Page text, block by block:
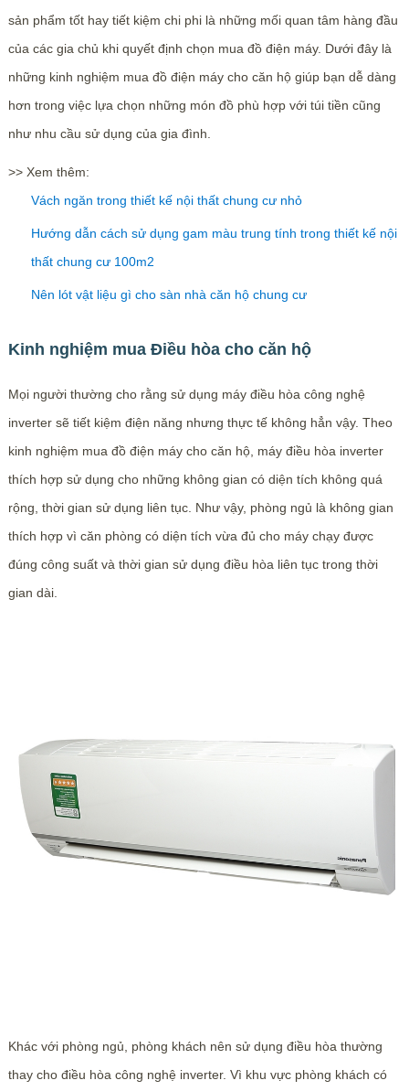
sản phẩm tốt hay tiết kiệm chi phi là những mối quan tâm hàng đầu
của các gia chủ khi quyết định chọn mua đồ điện máy. Dưới đây là
những kinh nghiệm mua đồ điện máy cho căn hộ giúp bạn dễ dàng
hơn trong việc lựa chọn những món đồ phù hợp với túi tiền cũng
như nhu cầu sử dụng của gia đình.
>> Xem thêm:
Vách ngăn trong thiết kế nội thất chung cư nhỏ
Hướng dẫn cách sử dụng gam màu trung tính trong thiết kế nội
thất chung cư 100m2
Nên lót vật liệu gì cho sàn nhà căn hộ chung cư
Kinh nghiệm mua Điều hòa cho căn hộ
Mọi người thường cho rằng sử dụng máy điều hòa công nghệ
inverter sẽ tiết kiệm điện năng nhưng thực tế không hẳn vậy. Theo
kinh nghiệm mua đồ điện máy cho căn hộ, máy điều hòa inverter
thích hợp sử dụng cho những không gian có diện tích không quá
rộng, thời gian sử dụng liên tục. Như vậy, phòng ngủ là không gian
thích hợp vì căn phòng có diện tích vừa đủ cho máy chạy được
đúng công suất và thời gian sử dụng điều hòa liên tục trong thời
gian dài.
Khác với phòng ngủ, phòng khách nên sử dụng điều hòa thường
thay cho điều hòa công nghệ inverter. Vì khu vực phòng khách có